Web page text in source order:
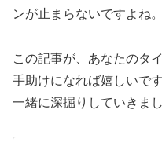
ンが止まらないですよね。
この記事が、あなたのタ
手助けになれば嬉しいで
一緒に深掘りしていきまし